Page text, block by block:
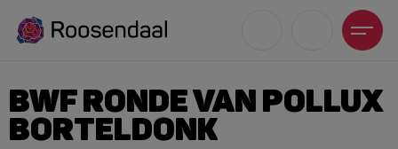
BWF RONDE VAN POLLUX
BORTELDONK